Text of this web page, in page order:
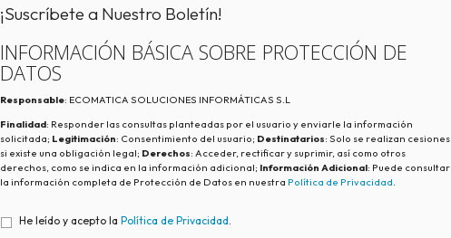
¡Suscríbete a Nuestro Boletín!
INFORMACIÓN BÁSICA SOBRE PROTECCIÓN DE
DATOS
Responsable: ECOMATICA SOLUCIONES INFORMÁTICAS S.L
Finalidad: Responder las consultas planteadas por el usuario y enviarle la información
solicitada; Legitimación: Consentimiento del usuario; Destinatarios: Solo se realizan cesiones
si existe una obligación legal; Derechos: Acceder, rectificar y suprimir, así como otros
derechos, como se indica en la información adicional; Información Adicional: Puede consultar
la información completa de Protección de Datos en nuestra Política de Privacidad
He leído y acepto la Política de Privacidad.